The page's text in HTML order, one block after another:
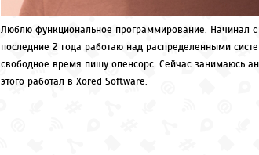
Люблю функциональное программирование. Начинал с
последние 2 года работаю над распределенными
свободное время пишу опенсорс. Сейчас занимаюсь
этого работал в Xored Software.